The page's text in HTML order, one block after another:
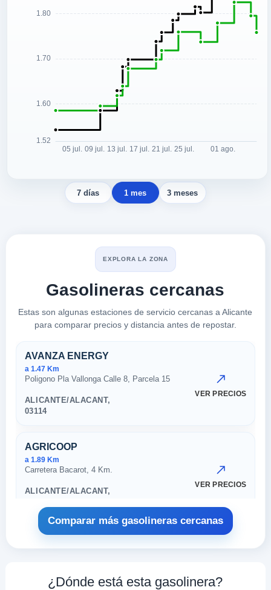
7 días 1 mes 3 meses
EXPLORA LA ZONA
Gasolineras cercanas
Estas son algunas estaciones de servicio cercanas a Alicante
para comparar precios y distancia antes de repostar.
Estaciones cercanas en
AVANZA ENERGY
a 1.47 Km
Poligono Pla Vallonga Calle 8, Parcela 15
ALICANTE/ALACANT,
03114
VER PRECIOS
AGRICOOP
a 1.89 Km
Carretera Bacarot, 4 Km.
ALICANTE/ALACANT,
VER PRECIOS
CEPSA
a 1.96 Km
ALICANTE/ALACANT,
Comparar más gasolineras cercanas
¿Dónde está esta gasolinera?